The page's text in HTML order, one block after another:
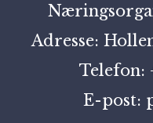
Adresse:
Telefon:
E-post: